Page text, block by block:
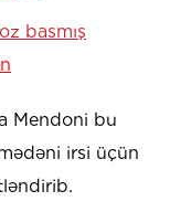
basmış
Mendoni bu
irsi üçün